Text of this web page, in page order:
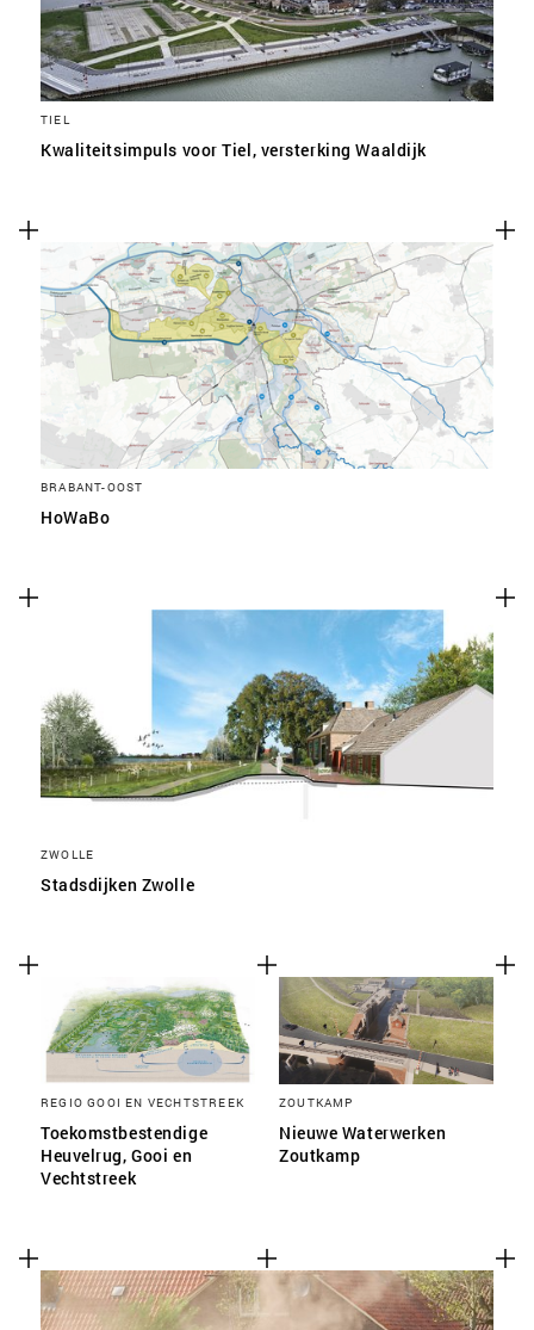
TIEL
Kwaliteitsimpuls voor Tiel, versterking Waaldijk
BRABANT-OOST
HoWaBo
ZWOLLE
Stadsdijken Zwolle
REGIO GOOI EN VECHTSTREEK
Toekomstbestendige
Heuvelrug, Gooi en
Vechtstreek
ZOUTKAMP
Nieuwe Waterwerken
Zoutkamp